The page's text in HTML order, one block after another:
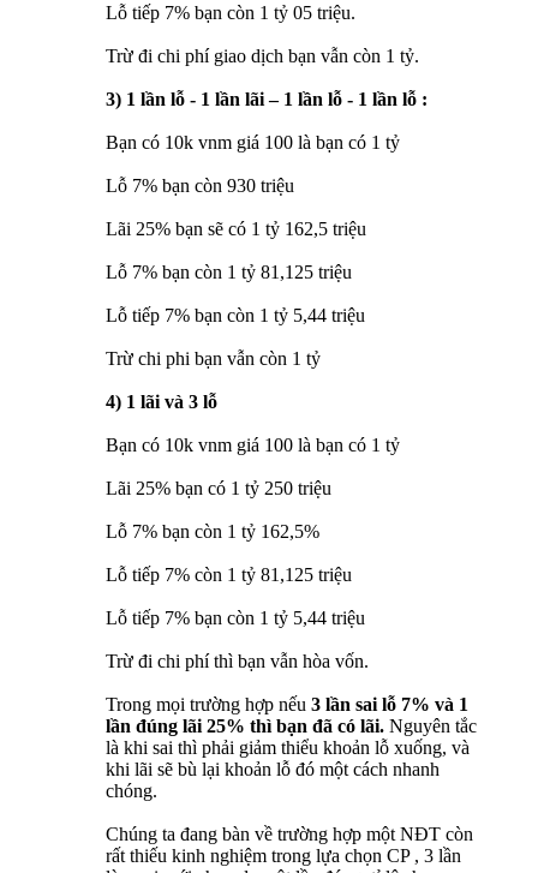
Lỗ tiếp 7% bạn còn 1 tỷ 05 triệu.
Trừ đi chi phí giao dịch bạn vẫn còn 1 tỷ.
3) 1 lần lỗ - 1 lần lãi – 1 lần lỗ - 1 lần lỗ :
Bạn có 10k vnm giá 100 là bạn có 1 tỷ
Lỗ 7% bạn còn 930 triệu
Lãi 25% bạn sẽ có 1 tỷ 162,5 triệu
Lỗ 7% bạn còn 1 tỷ 81,125 triệu
Lỗ tiếp 7% bạn còn 1 tỷ 5,44 triệu
Trừ chi phi bạn vẫn còn 1 tỷ
4) 1 lãi và 3 lỗ
Bạn có 10k vnm giá 100 là bạn có 1 tỷ
Lãi 25% bạn có 1 tỷ 250 triệu
Lỗ 7% bạn còn 1 tỷ 162,5%
Lỗ tiếp 7% còn 1 tỷ 81,125 triệu
Lỗ tiếp 7% bạn còn 1 tỷ 5,44 triệu
Trừ đi chi phí thì bạn vẫn hòa vốn.
Trong mọi trường hợp nếu 3 lần sai lỗ 7% và 1
lần đúng lãi 25% thì bạn đã có lãi. Nguyên tắc
là khi sai thì phải giảm thiểu khoản lỗ xuống, và
khi lãi sẽ bù lại khoản lỗ đó một cách nhanh
chóng.
Chúng ta đang bàn về trường hợp một NĐT còn
rất thiếu kinh nghiệm trong lựa chọn CP , 3 lần